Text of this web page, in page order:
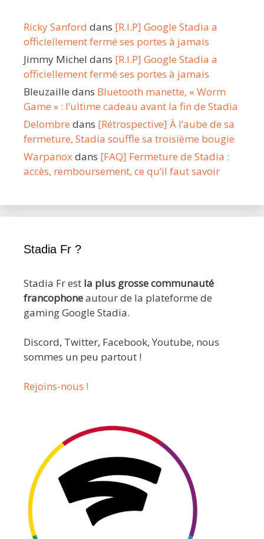
Ricky Sanford dans [R.I.P] Google Stadia a
officiellement fermé ses portes à jamais
Jimmy Michel dans [R.I.P] Google Stadia a
officiellement fermé ses portes à jamais
Bleuzaille dans Bluetooth manette, « Worm
Game » : l’ultime cadeau avant la fin de Stadia
Delombre dans [Rétrospective] À l’aube de sa
fermeture, Stadia souffle sa troisième bougie
Warpanoxdans [FAQ] Fermeture de Stadia :
accès, remboursement, ce qu’il faut savoir
Stadia Fr ?
Stadia Fr est la plus grosse communauté
francophoneautour de la plateforme de
gaming Google Stadia.
Discord, Twitter, Facebook, Youtube, nous
sommes un peu partout !
Rejoins-nous !